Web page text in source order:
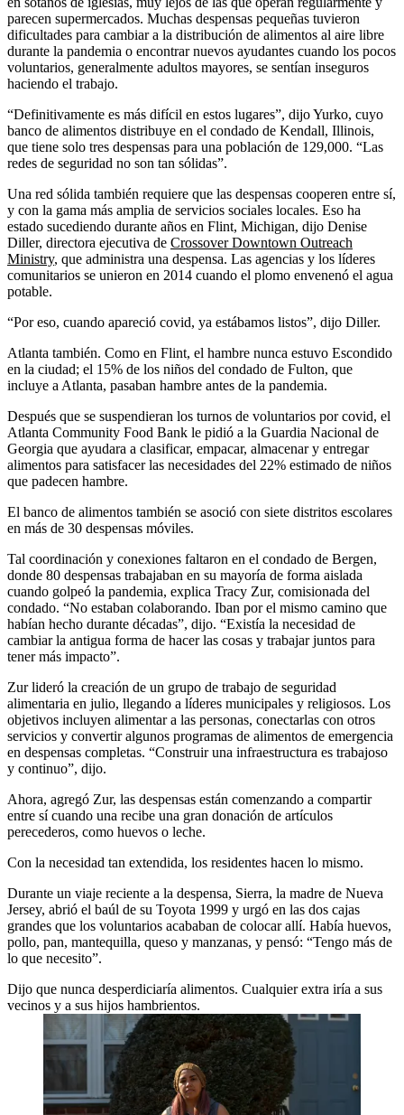
parecen supermercados. Muchas despensas pequeñas tuvieron
dificultades para cambiar a la distribución de alimentos al aire libre
durante la pandemia o encontrar nuevos ayudantes cuando los pocos
voluntarios, generalmente adultos mayores, se sentían inseguros
haciendo el trabajo.
“Definitivamente es más difícil en estos lugares”, dijo Yurko, cuyo
banco de alimentos distribuye en el condado de Kendall, Illinois,
que tiene solo tres despensas para una población de 129,000. “Las
redes de seguridad no son tan sólidas”.
Una red sólida también requiere que las despensas cooperen entre sí,
y con la gama más amplia de servicios sociales locales. Eso ha
estado sucediendo durante años en Flint, Michigan, dijo Denise
Diller, directora ejecutiva de Crossover Downtown Outreach
Ministry, que administra una despensa. Las agencias y los líderes
comunitarios se unieron en 2014 cuando el plomo envenenó el agua
potable.
“Por eso, cuando apareció covid, ya estábamos listos”, dijo Diller.
Atlanta también. Como en Flint, el hambre nunca estuvo Escondido
en la ciudad; el 15% de los niños del condado de Fulton, que
incluye a Atlanta, pasaban hambre antes de la pandemia.
Después que se suspendieran los turnos de voluntarios por covid, el
Atlanta Community Food Bank le pidió a la Guardia Nacional de
Georgia que ayudara a clasificar, empacar, almacenar y entregar
alimentos para satisfacer las necesidades del 22% estimado de niños
que padecen hambre.
El banco de alimentos también se asoció con siete distritos escolares
en más de 30 despensas móviles.
Tal coordinación y conexiones faltaron en el condado de Bergen,
donde 80 despensas trabajaban en su mayoría de forma aislada
cuando golpeó la pandemia, explica Tracy Zur, comisionada del
condado. “No estaban colaborando. Iban por el mismo camino que
habían hecho durante décadas”, dijo. “Existía la necesidad de
cambiar la antigua forma de hacer las cosas y trabajar juntos para
tener más impacto”.
Zur lideró la creación de un grupo de trabajo de seguridad
alimentaria en julio, llegando a líderes municipales y religiosos. Los
objetivos incluyen alimentar a las personas, conectarlas con otros
servicios y convertir algunos programas de alimentos de emergencia
en despensas completas. “Construir una infraestructura es trabajoso
y continuo”, dijo.
Ahora, agregó Zur, las despensas están comenzando a compartir
entre sí cuando una recibe una gran donación de artículos
perecederos, como huevos o leche.
Con la necesidad tan extendida, los residentes hacen lo mismo.
Durante un viaje reciente a la despensa, Sierra, la madre de Nueva
Jersey, abrió el baúl de su Toyota 1999 y urgó en las dos cajas
grandes que los voluntarios acababan de colocar allí. Había huevos,
pollo, pan, mantequilla, queso y manzanas, y pensó: “Tengo más de
lo que necesito”.
Dijo que nunca desperdiciaría alimentos. Cualquier extra iría a sus
vecinos y a sus hijos hambrientos.